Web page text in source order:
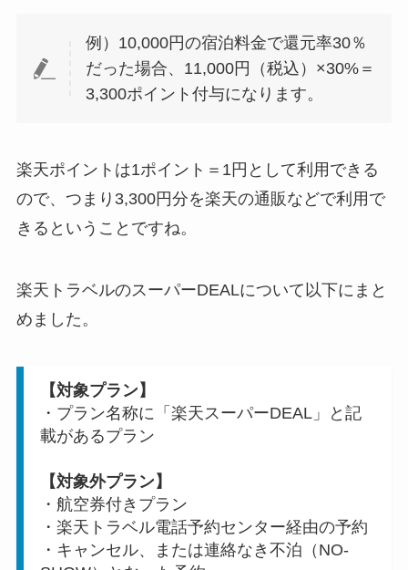
例）10,000円の宿泊料金で還元率30％
だった場合、11,000円（税込）×30%＝
3,300ポイント付与になります。
楽天ポイントは1ポイント＝1円として利用できる
ので、つまり3,300円分を楽天の通販などで利用で
きるということですね。
楽天トラベルのスーパーDEALについて以下にまと
めました。
【対象プラン】
・プラン名称に「楽天スーパーDEAL」と記
載があるプラン
【対象外プラン】
・航空券付きプラン
・楽天トラベル電話予約センター経由の予約
・キャンセル、または連絡なき不泊（NO-